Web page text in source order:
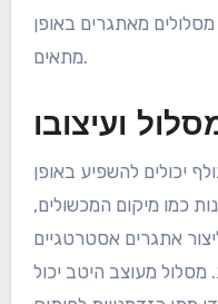
לציונים טובים יותר
עשוי להיות מתאים יותר
והחולשות האישיות
מסלולים מאתגרים באופן
מתאים.